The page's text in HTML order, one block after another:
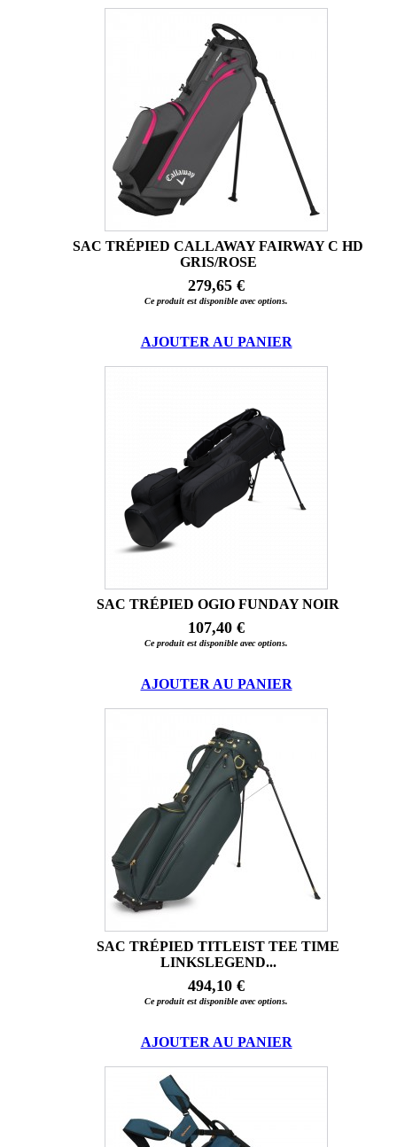
SAC TRÉPIED CALLAWAY FAIRWAY C HD
GRIS/ROSE
279,65 €
Ce produit est disponible avec options.
AJOUTER AU PANIER
SAC TRÉPIED OGIO FUNDAY NOIR
107,40 €
Ce produit est disponible avec options.
AJOUTER AU PANIER
SAC TRÉPIED TITLEIST TEE TIME
LINKSLEGEND...
494,10 €
Ce produit est disponible avec options.
AJOUTER AU PANIER